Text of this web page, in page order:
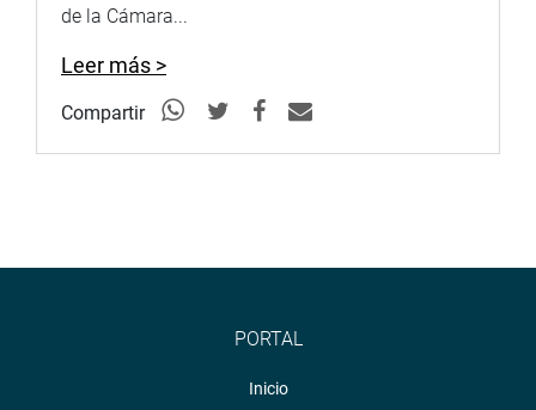
de la Cámara...
Leer más >
Compartir
PORTAL
Inicio